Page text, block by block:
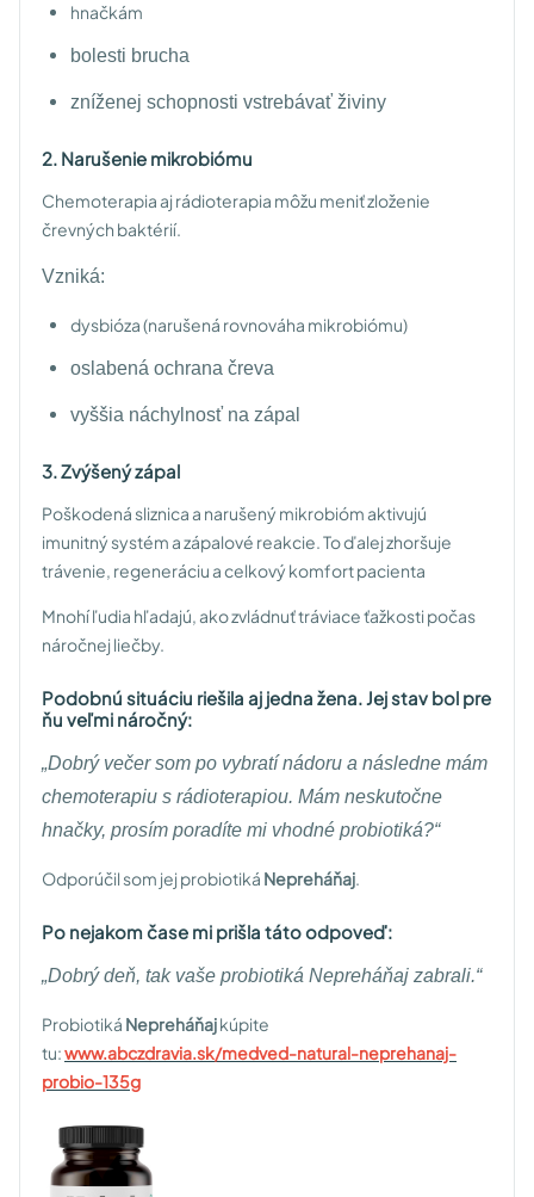
hnačkám
bolesti brucha
zníženej schopnosti vstrebávať živiny
2. Narušenie mikrobiómu
Chemoterapia aj rádioterapia môžu meniť zloženie
črevných baktérií.
Vzniká:
dysbióza (narušená rovnováha mikrobiómu)
oslabená ochrana čreva
vyššia náchylnosť na zápal
3. Zvýšený zápal
Poškodená sliznica a narušený mikrobióm aktivujú
imunitný systém a zápalové reakcie. To ďalej zhoršuje
trávenie, regeneráciu a celkový komfort pacienta
Mnohí ľudia hľadajú, ako zvládnuť tráviace ťažkosti počas
náročnej liečby.
Podobnú situáciu riešila aj jedna žena. Jej stav bol pre
ňu veľmi náročný:
„Dobrý večer som po vybratí nádoru a následne mám
chemoterapiu s rádioterapiou. Mám neskutočne
hnačky, prosím poradíte mi vhodné probiotiká?“
Odporúčil som jej probiotiká Nepreháňaj.
Po nejakom čase mi prišla táto odpoveď:
„Dobrý deň, tak vaše probiotiká Nepreháňaj zabrali.“
Probiotiká Nepreháňajkúpite
tu:www.abczdravia.sk/medved-natural-neprehanaj-
probio-135g